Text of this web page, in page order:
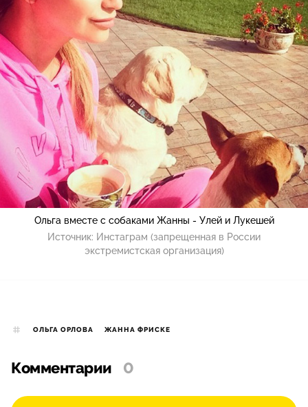
Ольга вместе с собаками Жанны - Улей и Лукешей
Источник: Инстаграм (запрещенная в России
экстремистская организация)
ОЛЬГА ОРЛОВА ЖАННА ФРИСКЕ
Комментарии 0